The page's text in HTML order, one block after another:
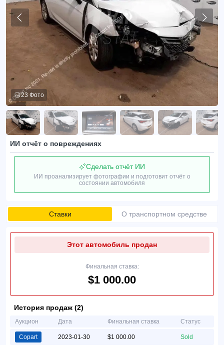
23 Фото
ИИ отчёт о повреждениях
Сделать отчёт ИИ
ИИ проанализирует фотографии и подготовит отчёт о
состоянии автомобиля
Ставки О транспортном средстве
Этот автомобиль продан
Финальная ставка:
$1 000.00
История продаж (2)
Аукцион Дата Финальная ставка Статус
Copart 2023-01-30 $1 000.00 Sold